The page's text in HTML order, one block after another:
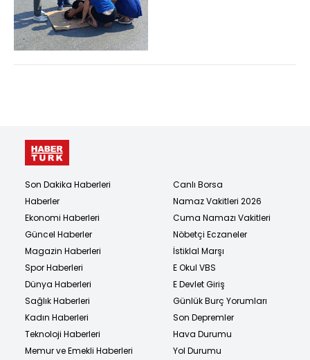
Son Dakika Haberleri
Haberler
Ekonomi Haberleri
Güncel Haberler
Magazin Haberleri
Spor Haberleri
Dünya Haberleri
Sağlık Haberleri
Kadın Haberleri
Teknoloji Haberleri
Memur ve Emekli Haberleri
Canlı Borsa
Namaz Vakitleri 2026
Cuma Namazı Vakitleri
Nöbetçi Eczaneler
İstiklal Marşı
E Okul VBS
E Devlet Giriş
Günlük Burç Yorumları
Son Depremler
Hava Durumu
Yol Durumu